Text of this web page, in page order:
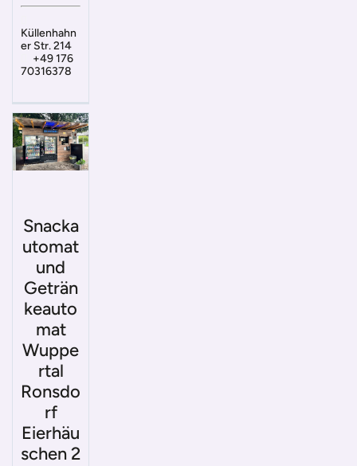
Küllenhahn
er Str. 214
+49 176
70316378
Snacka
utomat
und
Geträn
keauto
mat
Wuppe
rtal
Ronsdo
rf
Eierhäu
schen 2